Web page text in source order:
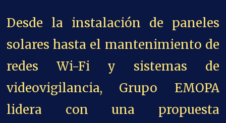
Desde la instalación de paneles
solares hasta el mantenimiento de
redes Wi-Fi y sistemas de
videovigilancia, Grupo EMOPA
lidera con una propuesta